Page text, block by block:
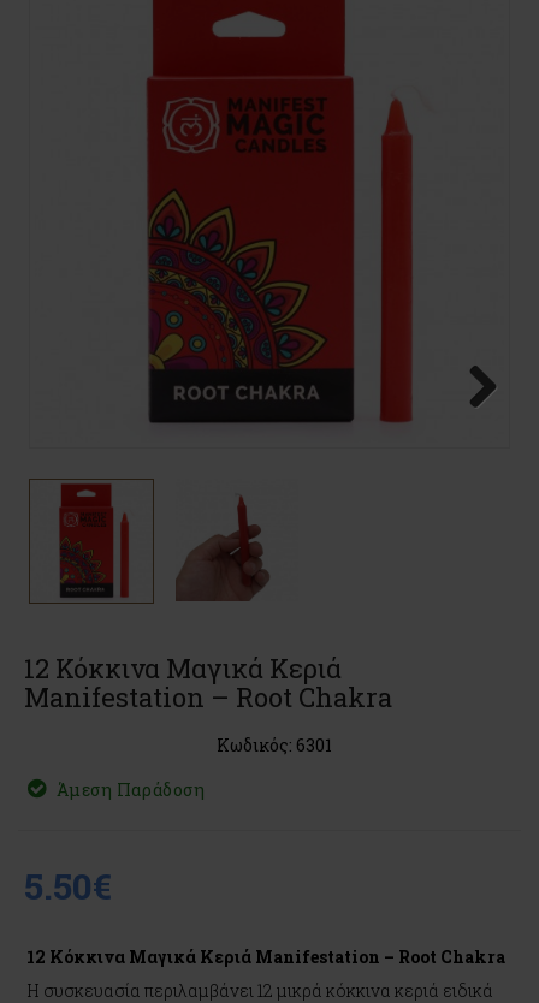
12 Κόκκινα Μαγικά Κεριά
Manifestation – Root Chakra
Κωδικός: 6301
Άμεση Παράδοση
5.50€
12 Κόκκινα Μαγικά Κεριά Manifestation – Root Chakra
Η συσκευασία περιλαμβάνει 12 μικρά κόκκινα κεριά ειδικά